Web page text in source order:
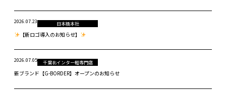
2026.07.23 日本橋本社
【新ロゴ導入のお知らせ】
2026.07.05 千葉北インター軽専門店
新ブランド【G-BORDER】オープンのお知らせ